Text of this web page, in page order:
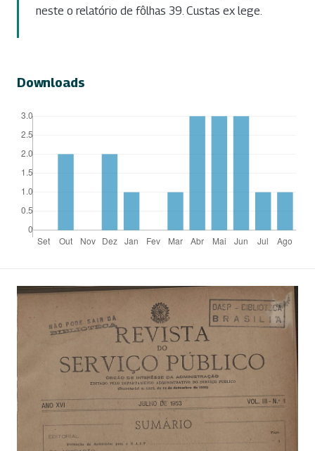
neste o relatório de fôlhas 39. Custas ex lege.
Downloads